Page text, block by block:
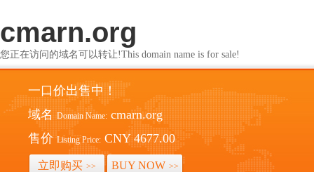
cmarn.org
您正在访问的域名可以转让!This domain name is for sale!
一口价出售中！
域名 Domain Name: cmarn.org
售价 Listing Price: CNY 4677.00
立即购买 >> BUY NOW >>